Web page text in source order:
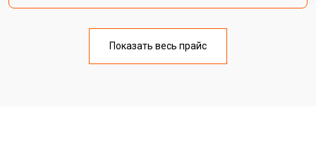
Показать весь прайс